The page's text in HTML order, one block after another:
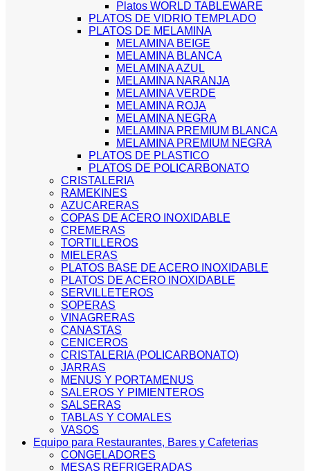
Platos WORLD TABLEWARE
PLATOS DE VIDRIO TEMPLADO
PLATOS DE MELAMINA
MELAMINA BEIGE
MELAMINA BLANCA
MELAMINA AZUL
MELAMINA NARANJA
MELAMINA VERDE
MELAMINA ROJA
MELAMINA NEGRA
MELAMINA PREMIUM BLANCA
MELAMINA PREMIUM NEGRA
PLATOS DE PLASTICO
PLATOS DE POLICARBONATO
CRISTALERIA
RAMEKINES
AZUCARERAS
COPAS DE ACERO INOXIDABLE
CREMERAS
TORTILLEROS
MIELERAS
PLATOS BASE DE ACERO INOXIDABLE
PLATOS DE ACERO INOXIDABLE
SERVILLETEROS
SOPERAS
VINAGRERAS
CANASTAS
CENICEROS
CRISTALERIA (POLICARBONATO)
JARRAS
MENUS Y PORTAMENUS
SALEROS Y PIMIENTEROS
SALSERAS
TABLAS Y COMALES
VASOS
Equipo para Restaurantes, Bares y Cafeterias
CONGELADORES
MESAS REFRIGERADAS